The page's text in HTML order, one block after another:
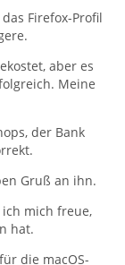
Firefox-Profil
aber es
Meine
der Bank
Gruß an ihn.
mich freue,
hat.
die macOS-